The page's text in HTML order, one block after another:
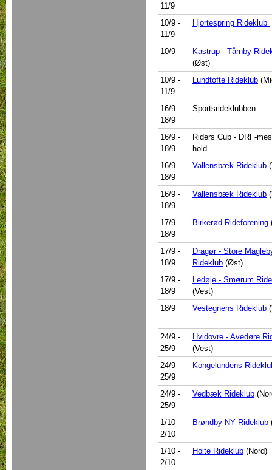
11/9
10/9 -
11/9
Hjortespring Rideklub
10/9
Kastrup - Tårnby
(Øst)
10/9 -
11/9
Lundtofte Rideklub
16/9 -
18/9
Sportsrideklubben
16/9 -
18/9
Riders Cup - DRF-
hold
16/9 -
18/9
Vallensbæk Rideklub
16/9 -
18/9
Vallensbæk Rideklub
17/9 -
18/9
Birkerød Rideforening
17/9 -
18/9
Dragør - Store
Rideklub (Øst)
17/9 -
18/9
Ledøje - Smørum
(Vest)
18/9
Vestegnens Rideklub
24/9 -
25/9
Hvidovre - Avedøre
(Vest)
24/9 -
25/9
Kongelundens
24/9 -
25/9
Vedbæk Rideklub
1/10 -
2/10
Brøndby NY Rideklub
1/10 -
2/10
Holte Rideklub (Nord)